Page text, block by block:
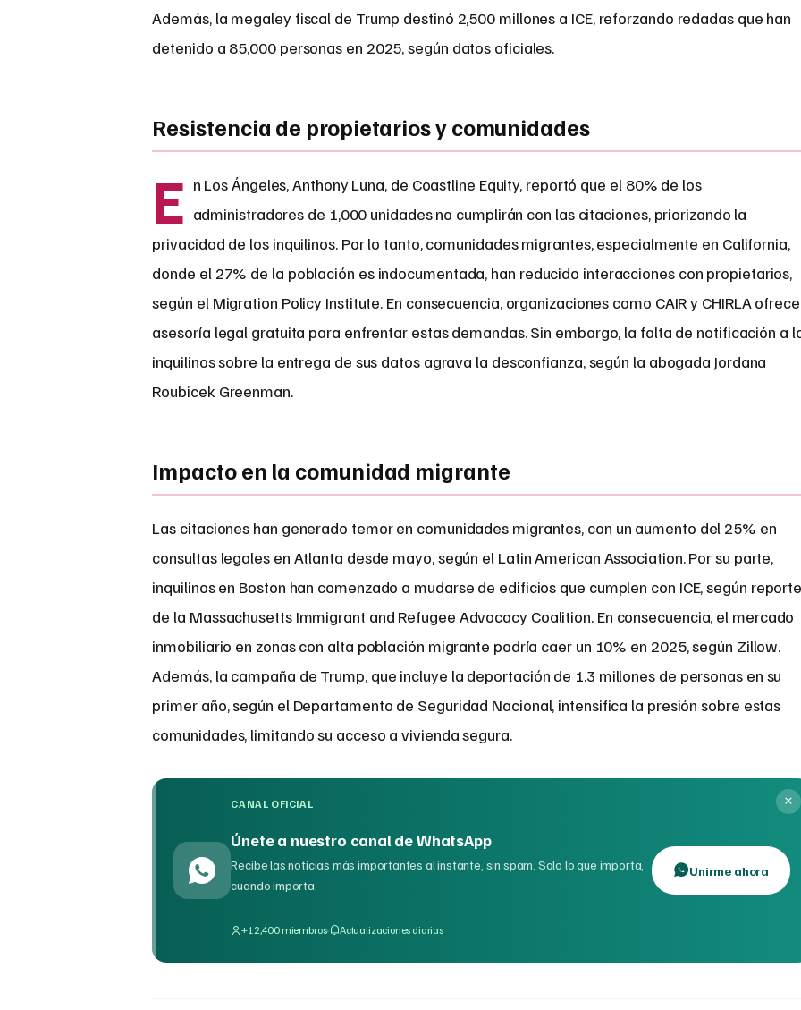
Además, la megaley fiscal de Trump destinó 2,500 millones a ICE, reforzando redadas que han
detenido a 85,000 personas en 2025, según datos oficiales.
Resistencia de propietarios y comunidades
E n Los Ángeles, Anthony Luna, de Coastline Equity, reportó que el 80% de los
administradores de 1,000 unidades no cumplirán con las citaciones, priorizando la
privacidad de los inquilinos. Por lo tanto, comunidades migrantes, especialmente en California,
donde el 27% de la población es indocumentada, han reducido interacciones con propietarios,
según el Migration Policy Institute. En consecuencia, organizaciones como CAIR y CHIRLA
asesoría legal gratuita para enfrentar estas demandas. Sin embargo, la falta de notificación a
inquilinos sobre la entrega de sus datos agrava la desconfianza, según la abogada Jordana
Roubicek Greenman.
Impacto en la comunidad migrante
Las citaciones han generado temor en comunidades migrantes, con un aumento del 25% en
consultas legales en Atlanta desde mayo, según el Latin American Association. Por su parte,
inquilinos en Boston han comenzado a mudarse de edificios que cumplen con ICE, según
de la Massachusetts Immigrant and Refugee Advocacy Coalition. En consecuencia, el mercado
inmobiliario en zonas con alta población migrante podría caer un 10% en 2025, según Zillow.
Además, la campaña de Trump, que incluye la deportación de 1.3 millones de personas en su
primer año, según el Departamento de Seguridad Nacional, intensifica la presión sobre estas
comunidades, limitando su acceso a vivienda segura.
CANAL OFICIAL
Únete a nuestro canal de WhatsApp
Recibe las noticias más importantes al instante, sin spam. Solo lo que importa,
cuando importa.
+12,400 miembros· Actualizaciones diarias
Unirme ahora